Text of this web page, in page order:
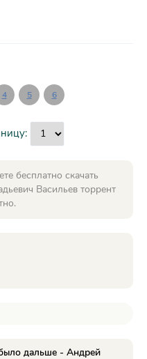
4 5 6
бесплатно скачать
Васильев торрент
дальше - Андрей